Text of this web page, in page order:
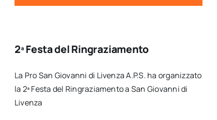
2ª Festa del Ringraziamento
La Pro San Giovanni di Livenza A.P.S. ha organizzato
la 2ª Festa del Ringraziamento a San Giovanni di
Livenza